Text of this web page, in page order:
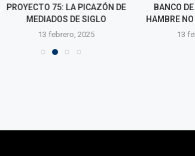
PROYECTO 75: LA PICAZÓN DE
MEDIADOS DE SIGLO
13 febrero, 2025
BANCO DE
HAMBRE NO
13